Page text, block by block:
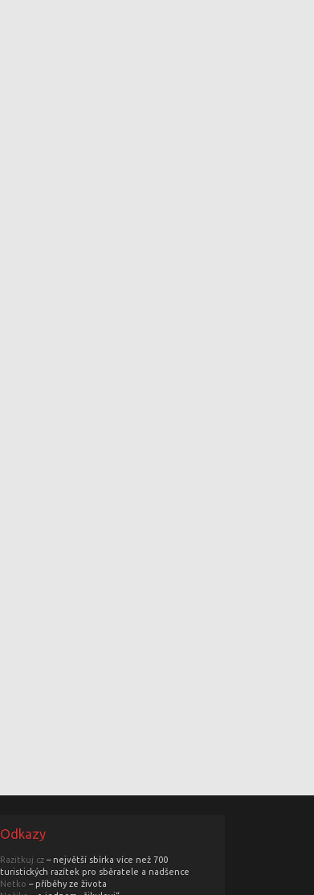
Odkazy
Razitkuj.cz– největší sbírka více než 700
turistických razítek pro sběratele a nadšence
Netko – příběhy ze života